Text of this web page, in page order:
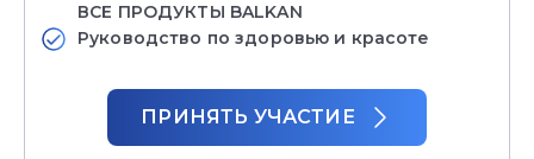
ВСЕ ПРОДУКТЫ BALKAN
Руководство по здоровью и красоте
ПРИНЯТЬ УЧАСТИЕ